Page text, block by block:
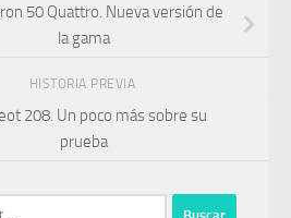
50 Quattro. Nueva versión de
la gama
HISTORIA PREVIA
208. Un poco más sobre su
prueba